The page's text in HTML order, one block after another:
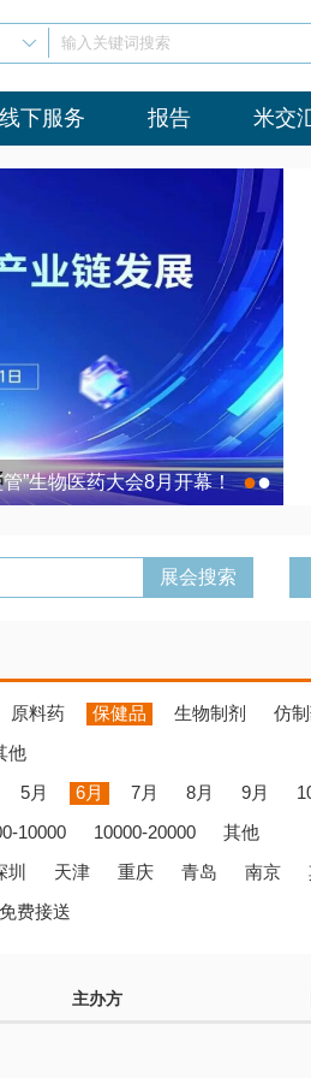
输入关键词搜索
线下服务 报告 米交
”生物医药大会8月开幕！ ●●
原料药 保健品 生物制剂 仿
他
5月 6月 7月 8月 9月
10000 10000-20000
其他
圳 天津 重庆 青岛 南京
免费接送
主办方